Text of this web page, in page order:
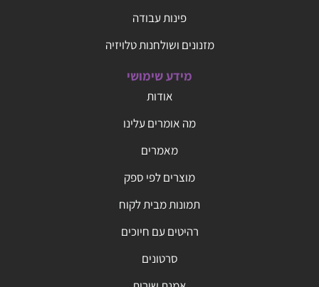
פינות עבודה
מזנונים ושולחנות טלויזיה
מידע שימושי
אודות
מה אומרים עלינו
מאמרים
מוצרים לפי ספק
תמונות מבית לקוח
רהיטים עם חיוכים
סרטונים